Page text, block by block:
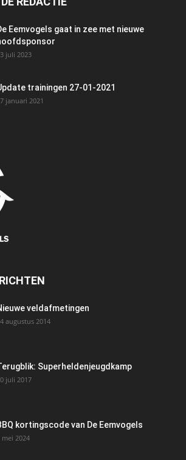
Eemvogels gaat in zee met nieuwe
juli 2023
trainingen 27-01-2021
januari 2021
veldafmetingen
augustus 2014
Superheldenjeugdkamp
juli 2017
kortingscode van De Eemvogels
mei 2024